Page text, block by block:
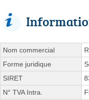
Nom commercial
Forme juridique
SIRET
N° TVA Intra.